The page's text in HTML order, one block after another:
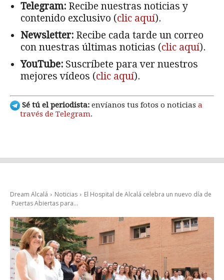
Telegram: Recibe nuestras noticias y
contenido exclusivo (clic aquí).
Newsletter: Recibe cada tarde un correo
con nuestras últimas noticias (clic aquí).
YouTube: Suscríbete para ver nuestros
mejores vídeos (clic aquí).
Sé tú el periodista: envíanos tus fotos o noticias a
través de Telegram.